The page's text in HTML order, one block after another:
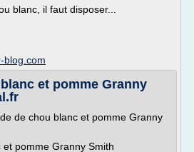
blanc, il faut disposer...
blog.com
et pomme Granny
de chou blanc et pomme Granny
pomme Granny Smith